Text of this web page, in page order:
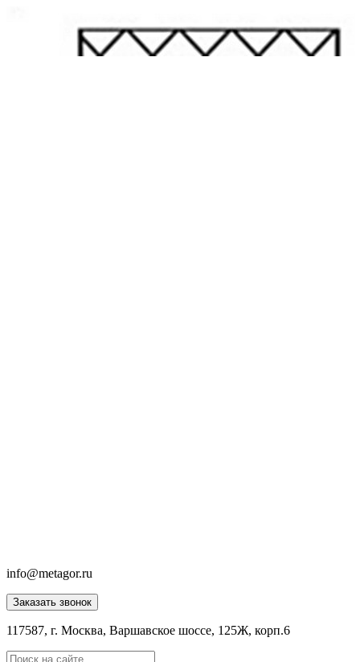
info@metagor.ru
Заказать звонок
117587, г. Москва, Варшавское шоссе, 125Ж, корп.6